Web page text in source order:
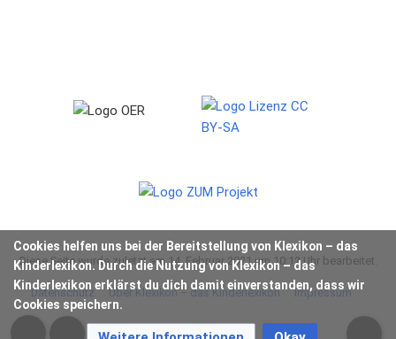
Cookies helfen uns bei der Bereitstellung von Klexikon – das
Kinderlexikon. Durch die Nutzung von Klexikon – das
Kinderlexikon erklärst du dich damit einverstanden, dass wir
Cookies speichern.
Diese Seite wurde zuletzt am 14. Februar 2021 um 10:12 Uhr bearbeitet.
Datenschutz Über Klexikon – das Kinderlexikon Impressum